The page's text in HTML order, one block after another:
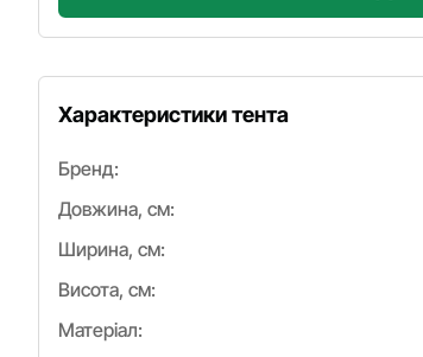
Характеристики тента
Бренд:
Довжина, см:
Ширина, см:
Висота, см:
Матеріал: